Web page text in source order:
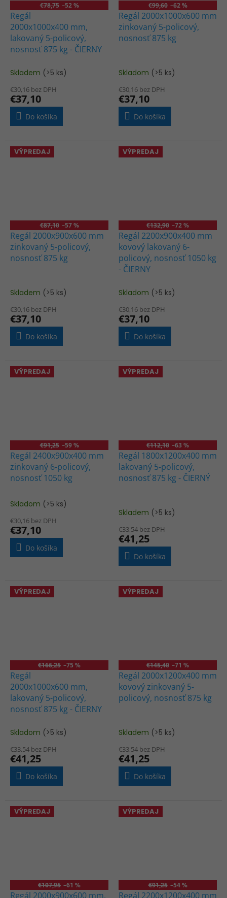
€78,75 –52 %
Regál
2000x1000x400 mm,
lakovaný 5-policový,
nosnosť 875 kg - ČIERNY
Skladem (>5 ks)
€30,16 bez DPH
€37,10
Do košíka
€99,60 –62 %
Regál 2000x1000x600 mm
zinkovaný 5-policový,
nosnosť 875 kg
Skladom (>5 ks)
€30,16 bez DPH
€37,10
Do košíka
VÝPREDAJ
€87,10 –57 %
Regál 2000x900x600 mm
zinkovaný 5-policový,
nosnosť 875 kg
Skladem (>5 ks)
€30,16 bez DPH
€37,10
Do košíka
VÝPREDAJ
€132,90 –72 %
Regál 2200x900x400 mm
kovový lakovaný 6-
policový, nosnosť 1050 kg
- ČIERNY
Skladom (>5 ks)
€30,16 bez DPH
€37,10
Do košíka
VÝPREDAJ
€91,25 –59 %
Regál 2400x900x400 mm
zinkovaný 6-policový,
nosnosť 1050 kg
Priemerné
produktu
je
1,0
Skladom (>5 ks)
€30,16 bez DPH
€37,10
Do košíka
VÝPREDAJ
€112,10 –63 %
Regál 1800x1200x400 mm
lakovaný 5-policový,
nosnosť 875 kg - ČIERNÝ
Skladem (>5 ks)
€33,54 bez DPH
€41,25
Do košíka
VÝPREDAJ
€166,25 –75 %
Regál
2000x1000x600 mm,
lakovaný 5-policový,
nosnosť 875 kg - ČIERNY
Skladom (>5 ks)
€33,54 bez DPH
€41,25
Do košíka
VÝPREDAJ
€145,40 –71 %
Regál 2000x1200x400 mm
kovový zinkovaný 5-
policový, nosnosť 875 kg
Skladem (>5 ks)
€33,54 bez DPH
€41,25
Do košíka
VÝPREDAJ
€107,95 –61 %
Regál 2000x900x600 mm,
VÝPREDAJ
€91,25 –54 %
Regál 2200x1200x400 mm